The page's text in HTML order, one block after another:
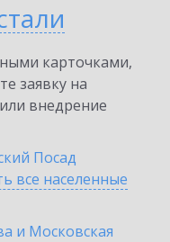
карточками,
заявку на
внедрение
Посад
все населенные
и Московская